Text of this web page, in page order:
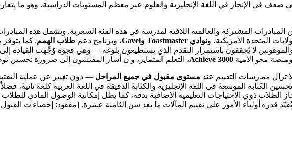
المتحدة الأمريكية، ونوادي Toastmaster وGavel ، وبرنامج دعم طلاب الهمم. كما
لا يُحققون باستمرار التقدم الذي يستطيعون بلوغه — وهي فجوة وُجِّهت القيادة إلى
محو الأمية Achieve 3000، التعلم المتمايز، وإن أشار المفتشون إلى ضرورة تحسين
تزال ممارسات التقييم عند مستوى مقبول في جميع المراحل — دون تغيير عن عملية
الكتابة الموسعة في اللغة الإنجليزية والكتابة الدقيقة في اللغة العربية كلغة
الطلاب ذوي الاحتياجات التعليمية الإضافية بدقة، كما يظل إمكانية الوصول المادي
قدرة أولياء الأمور على تقييم المآلات ما بعد سن الثامنة عشرة. [مفقود: إحصاءات